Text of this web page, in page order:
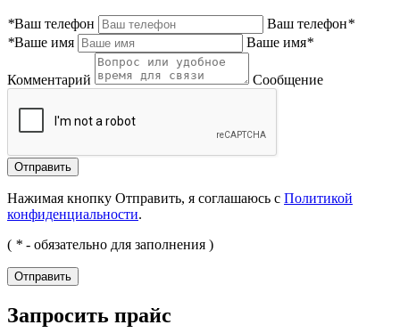
*Ваш телефон Ваш телефон*
*Ваше имя Ваше имя*
Комментарий Сообщение
Нажимая кнопку Отправить, я соглашаюсь с Политикой
конфиденциальности.
( * - обязательно для заполнения )
Запросить прайс